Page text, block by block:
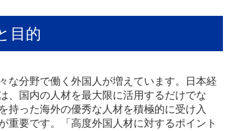
目的
な分野で働く外国人が増えています。日本経
、国内の人材を最大限に活用するだけでな
持った海外の優秀な人材を積極的に受け入
重要です。「高度外国人材に対するポイント